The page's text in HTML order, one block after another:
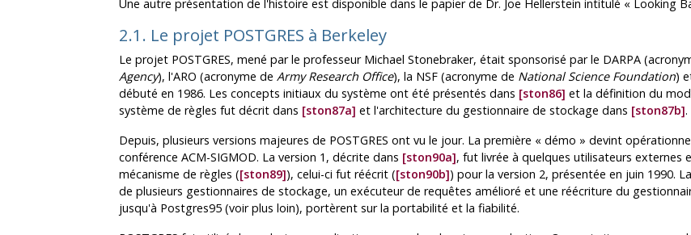
Une autre présentation de l'histoire est disponible dans le papier de Dr. Joe Hellerstein intitulé « Looking
2.1. Le projet POSTGRES à Berkeley
Le projet POSTGRES, mené par le professeur Michael Stonebraker, était sponsorisé par le DARPA
Agency), l'ARO (acronyme de Army Research Office), la NSF (acronyme de National Science Foundation)
débuté en 1986. Les concepts initiaux du système ont été présentés dans [ston86] et la définition du
système de règles fut décrit dans [ston87a] et l'architecture du gestionnaire de stockage dans [ston87b].
Depuis, plusieurs versions majeures de POSTGRES ont vu le jour. La première « démo » devint
conférence ACM-SIGMOD. La version 1, décrite dans [ston90a], fut livrée à quelques utilisateurs externes
mécanisme de règles ([ston89]), celui-ci fut réécrit ([ston90b]) pour la version 2, présentée en juin 1990.
de plusieurs gestionnaires de stockage, un exécuteur de requêtes amélioré et une réécriture du
jusqu'à Postgres95 (voir plus loin), portèrent sur la portabilité et la fiabilité.